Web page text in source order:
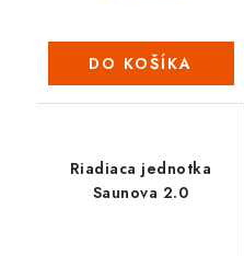
DO KOŠÍKA
Riadiaca jednotka
Saunova 2.0